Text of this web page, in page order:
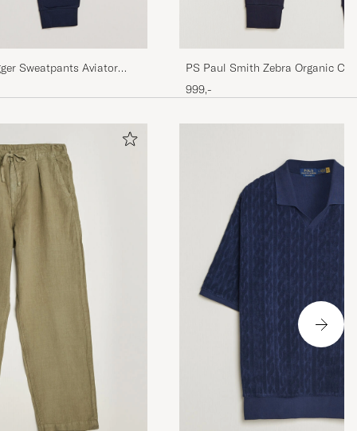
Sweatpants Aviator
PS Paul Smith Zebra Organic
Navy
999,-